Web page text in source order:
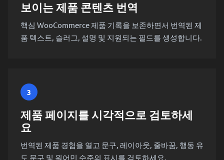
보이는 제품 콘텐츠 번역
핵심 WooCommerce 제품 기록을 보존하면서 번역된 제
품 텍스트, 슬러그, 설명 및 지원되는 필드를 생성합니다.
3
제품 페이지를 시각적으로 검토하세
요
번역된 제품 경험을 열고 문구, 레이아웃, 줄바꿈, 행동 유
도 문구 및 원어민 수준의 표시를 검토하세요.